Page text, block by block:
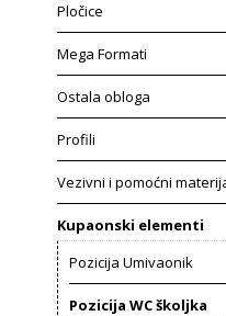
Pločice
Mega Formati
Ostala obloga
Profili
Vezivni i pomoćni
Kupaonski elementi
Pozicija Umivaonik
Pozicija WC školjka